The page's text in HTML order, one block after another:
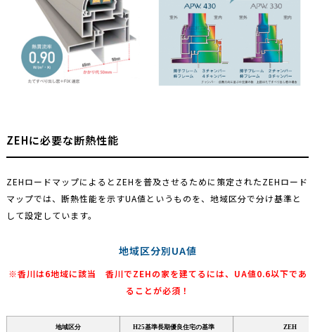
ZEHに必要な断熱性能
ZEHロードマップによるとZEHを普及させるために策定されたZEHロード
マップでは、断熱性能を示すUA値というものを、地域区分で分け基準と
して設定しています。
地域区分別UA値
※香川は6地域に該当 香川でZEHの家を建てるには、UA値0.6以下であ
ることが必須！